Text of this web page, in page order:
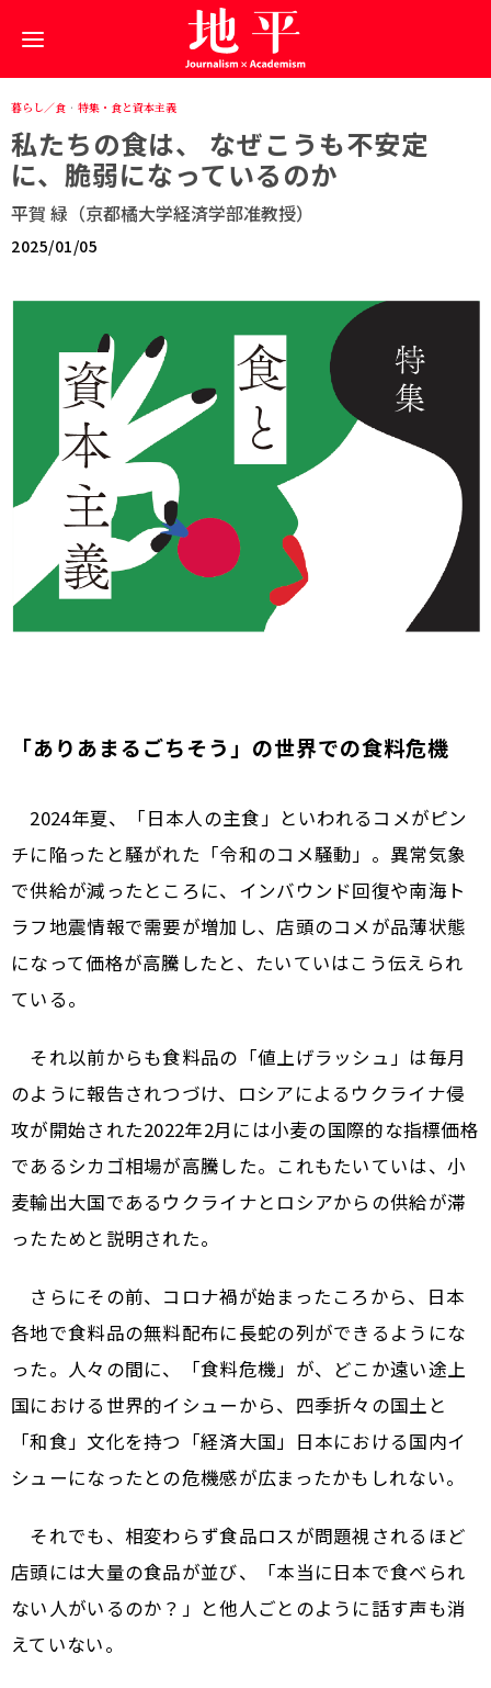
暮らし／食 · 特集・食と資本主義
私たちの食は、 なぜこうも不安定
に、脆弱になっているのか
平賀 緑（京都橘大学経済学部准教授）
2025/01/05
「ありあまるごちそう」の世界での食料危機
2024年夏、「日本人の主食」といわれるコメがピン
チに陥ったと騒がれた「令和のコメ騒動」。異常気象
で供給が減ったところに、インバウンド回復や南海ト
ラフ地震情報で需要が増加し、店頭のコメが品薄状態
になって価格が高騰したと、たいていはこう伝えられ
ている。
それ以前からも食料品の「値上げラッシュ」は毎月
のように報告されつづけ、ロシアによるウクライナ侵
攻が開始された2022年2月には小麦の国際的な指標価格
であるシカゴ相場が高騰した。これもたいていは、小
麦輸出大国であるウクライナとロシアからの供給が滞
ったためと説明された。
さらにその前、コロナ禍が始まったころから、日本
各地で食料品の無料配布に長蛇の列ができるようにな
った。人々の間に、「食料危機」が、どこか遠い途上
国における世界的イシューから、四季折々の国土と
「和食」文化を持つ「経済大国」日本における国内イ
シューになったとの危機感が広まったかもしれない。
それでも、相変わらず食品ロスが問題視されるほど
店頭には大量の食品が並び、「本当に日本で食べられ
ない人がいるのか？」と他人ごとのように話す声も消
えていない。